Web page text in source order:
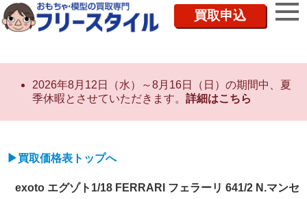
買取申込
2026年8月12日（水）～8月16日（日）の期間中、夏
季休暇とさせていただきます。 詳細はこちら
▶買取価格表トップへ
exoto エグゾト1/18 FERRARI フェラーリ 641/2 N.マンセ